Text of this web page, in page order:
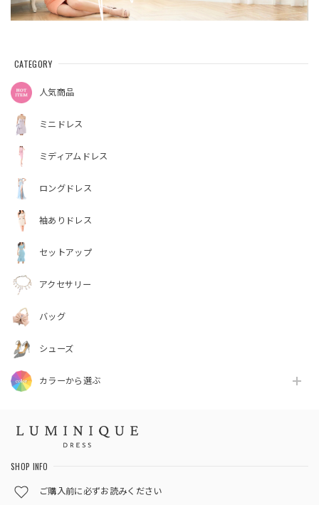
CATEGORY
人気商品
ミニドレス
ミディアムドレス
ロングドレス
袖ありドレス
セットアップ
アクセサリー
バッグ
シューズ
カラーから選ぶ
SHOP INFO
ご購入前に必ずお読みください